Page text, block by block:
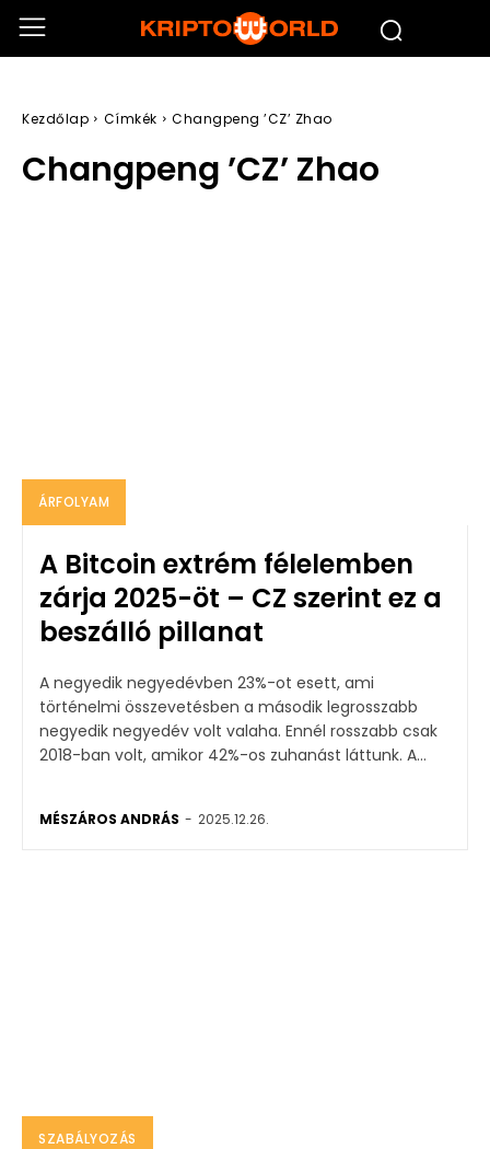
Kezdőlap Címkék Changpeng ’CZ’ Zhao
Changpeng ’CZ’ Zhao
ÁRFOLYAM
A Bitcoin extrém félelemben
zárja 2025-öt – CZ szerint ez a
beszálló pillanat
A negyedik negyedévben 23%-ot esett, ami
történelmi összevetésben a második legrosszabb
negyedik negyedév volt valaha. Ennél rosszabb csak
2018-ban volt, amikor 42%-os zuhanást láttunk. A...
MÉSZÁROS ANDRÁS - 2025.12.26.
SZABÁLYOZÁS